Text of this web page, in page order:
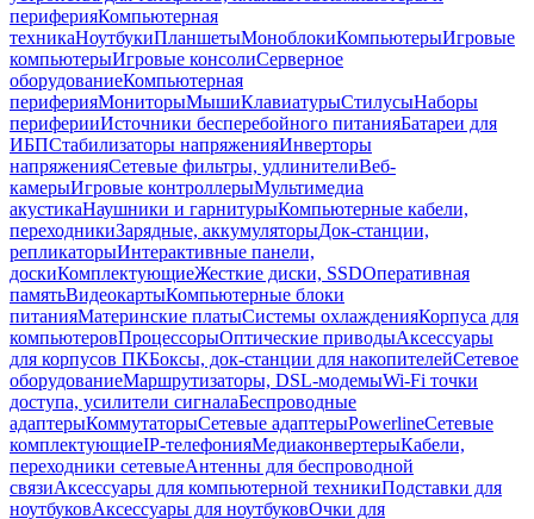
периферияКомпьютерная
техникаНоутбукиПланшетыМоноблокиКомпьютерыИгровые
компьютерыИгровые консолиСерверное
оборудованиеКомпьютерная
периферияМониторыМышиКлавиатурыСтилусыНаборы
периферииИсточники бесперебойного питанияБатареи для
ИБПСтабилизаторы напряженияИнверторы
напряженияСетевые фильтры, удлинителиВеб-
камерыИгровые контроллерыМультимедиа
акустикаНаушники и гарнитурыКомпьютерные кабели,
переходникиЗарядные, аккумуляторыДок-станции,
репликаторыИнтерактивные панели,
доскиКомплектующиеЖесткие диски, SSDОперативная
памятьВидеокартыКомпьютерные блоки
питанияМатеринские платыСистемы охлажденияКорпуса для
компьютеровПроцессорыОптические приводыАксессуары
для корпусов ПКБоксы, док-станции для накопителейСетевое
оборудованиеМаршрутизаторы, DSL-модемыWi-Fi точки
доступа, усилители сигналаБеспроводные
адаптерыКоммутаторыСетевые адаптерыPowerlineСетевые
комплектующиеIP-телефонияМедиаконвертерыКабели,
переходники сетевыеАнтенны для беспроводной
связиАксессуары для компьютерной техникиПодставки для
ноутбуковАксессуары для ноутбуковОчки для